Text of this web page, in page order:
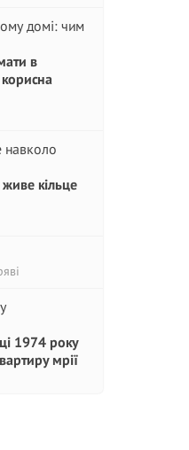
в
кільце
1974 року
мрії